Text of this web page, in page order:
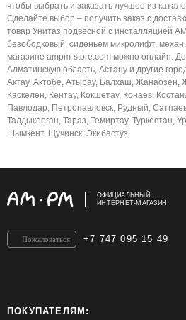
чтобы выбрать и заказать лучшее из
Сделайте выбор – получить заказ с
товар Унитаз подвесной с инсталляцией
безободковый, сиденьем микролифт,
магазине ampm-store.com можно онлайн.
Алматинскую область, Астану и другие
Актау, Актобе, Атырау, Балхаш, Жанаозен,
Каскелен, Кентау, Кокшетау, Конаев,
Павлодар, Петропавловск, Рудный,
Талдыкорган, Тараз, Темиртау, Туркестан,
Шымкент, Щучинск, Экибастуз
ОФИЦИАЛЬНЫЙ
ИНТЕРНЕТ-МАГАЗИН
+7 747 095 15 49
Пожаловаться
ПОКУПАТЕЛЯМ: